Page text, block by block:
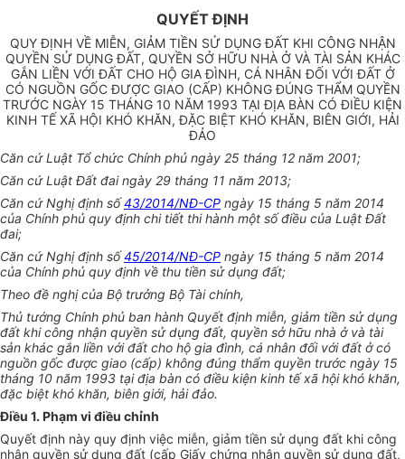
QUYẾT ĐỊNH
QUY ĐỊNH VỀ MIỄN, GIẢM TIỀN SỬ DỤNG ĐẤT KHI CÔNG NHẬN
QUYỀN SỬ DỤNG ĐẤT, QUYỀN SỞ HỮU NHÀ Ở VÀ TÀI SẢN KHÁC
GẮN LIỀN VỚI ĐẤT CHO HỘ GIA ĐÌNH, CÁ NHÂN ĐỐI VỚI ĐẤT Ở
CÓ NGUỒN GỐC ĐƯỢC GIAO (CẤP) KHÔNG ĐÚNG THẨM QUYỀN
TRƯỚC NGÀY 15 THÁNG 10 NĂM 1993 TẠI ĐỊA BÀN CÓ ĐIỀU KIỆN
KINH TẾ XÃ HỘI KHÓ KHĂN, ĐẶC BIỆT KHÓ KHĂN, BIÊN GIỚI, HẢI
ĐẢO
Căn cứ Luật Tổ chức Chính phủ ngày 25 tháng 12 năm 2001;
Căn cứ Luật Đất đai ngày 29 tháng 11 năm 2013;
Căn cứ Nghị định số43/2014/NĐ-CP ngày 15 tháng 5 năm 2014
của Chính phủ quy định chi tiết thi hành một số điều của Luật Đất
đai;
Căn cứ Nghị định số45/2014/NĐ-CP ngày 15 tháng 5 năm 2014
của Chính phủ quy định về thu tiền sử dụng đất;
Theo đề nghị của Bộ trưởng Bộ Tài chính,
Thủ tướng Chính phủ ban hành Quyết định miễn, giảm tiền sử dụng
đất khi công nhận quyền sử dụng đất, quyền sở hữu nhà ở và tài
sản khác gắn liền với đất cho hộ gia đình, cá nhân đối vớiđất ở có
nguồn gốc được giao (cấp) không đúng thẩm quyền trước ngày 15
tháng 10 năm 1993 tại địa bàn có điều kiện kinh tếxã hội khó khăn,
đặc biệt khó khăn, biên giới, hải đảo.
Điều 1. Phạm vi điều chỉnh
Quyết định này quy định việc miễn, giảm tiền sử dụng đất khi công
nhận quyền sử dụng đất (cấp Giấy chứng nhận quyền sử dụng đất,